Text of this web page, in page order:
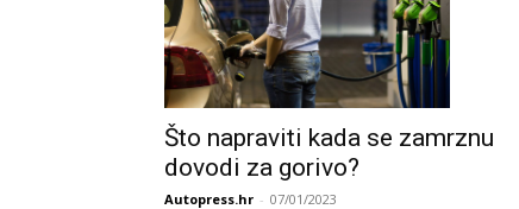
Što napraviti kada se zamrznu
dovodi za gorivo?
Autopress.hr - 07/01/2023